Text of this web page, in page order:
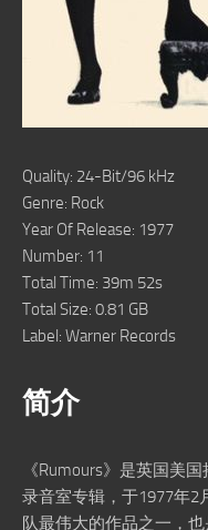
Quality: 24-Bit/96 kHz
Genre: Rock
Year Of Release: 1977
Number: 11
Total Time: 39m 52s
Total Size: 0.81 GB
Label: Warner Records
简介
《Rumours》是英国美
录音室专辑，于1977年2
队最伟大的作品之一，